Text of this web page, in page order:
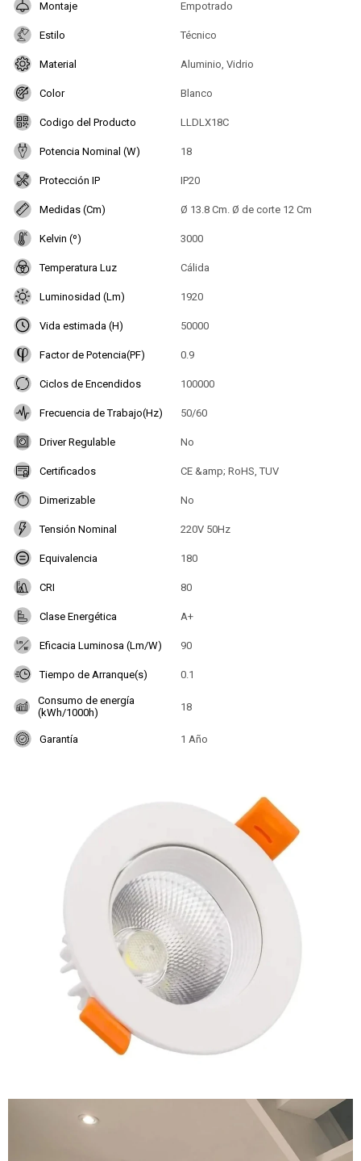
Montaje Empotrado
Estilo Técnico
Material Aluminio, Vidrio
Color Blanco
Codigo del Producto LLDLX18C
Potencia Nominal (W) 18
Protección IP IP20
Medidas (Cm) Ø 13.8 Cm. Ø de corte 12 Cm
Kelvin (º) 3000
Temperatura Luz Cálida
Luminosidad (Lm) 1920
Vida estimada (H) 50000
Factor de Potencia(PF) 0.9
Ciclos de Encendidos 100000
Frecuencia de Trabajo(Hz) 50/60
Driver Regulable No
Certificados CE &amp; RoHS, TUV
Dimerizable No
Tensión Nominal 220V 50Hz
Equivalencia 180
CRI 80
Clase Energética A+
Eficacia Luminosa (Lm/W) 90
Tiempo de Arranque(s) 0.1
Consumo de energía
(kWh/1000h)
18
Garantía 1 Año